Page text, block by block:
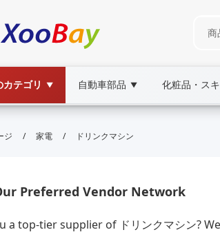
テゴリ ▼ 自動車部品 ▼ 化粧品・ス
クマシン | XOOBAY B2B/
ジ / 家電 / ドリンクマシン
Preferred Vendor Network
a top-tier supplier of ドリンクマシン?